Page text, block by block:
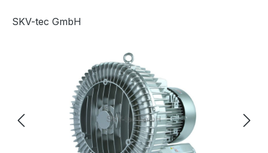
SKV-tec GmbH
Bildergalerie überspringen